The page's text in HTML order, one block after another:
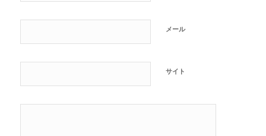
メール
サイト